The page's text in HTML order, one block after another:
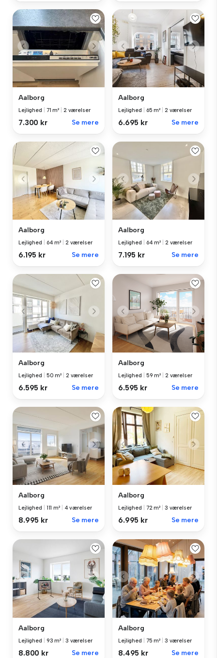
Aalborg
Lejlighed 71 m² 2 værelser
7.300 kr Se mere
Aalborg
Lejlighed 65 m² 2 værelser
6.695 kr Se mere
Aalborg
Lejlighed 64 m² 2 værelser
6.195 kr Se mere
Aalborg
Lejlighed 64 m² 2 værelser
7.195 kr Se mere
Aalborg
Lejlighed 50 m² 2 værelser
6.595 kr Se mere
Aalborg
Lejlighed 59 m² 2 værelser
6.595 kr Se mere
Aalborg
Lejlighed 111 m² 4 værelser
8.995 kr Se mere
Aalborg
Lejlighed 72 m² 3 værelser
6.995 kr Se mere
Aalborg
Lejlighed 93 m² 3 værelser
8.800 kr Se mere
Aalborg
Lejlighed 75 m² 3 værelser
8.495 kr Se mere